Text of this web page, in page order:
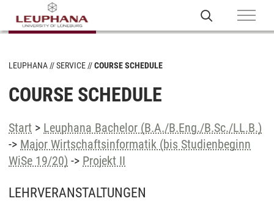
LEUPHANA SERVICE COURSE SCHEDULE
COURSE SCHEDULE
Start > Leuphana Bachelor (B.A./B.Eng./B.Sc./LL.B.)
-> Major Wirtschaftsinformatik (bis Studienbeginn
WiSe 19/20) -> Projekt II
LEHRVERANSTALTUNGEN